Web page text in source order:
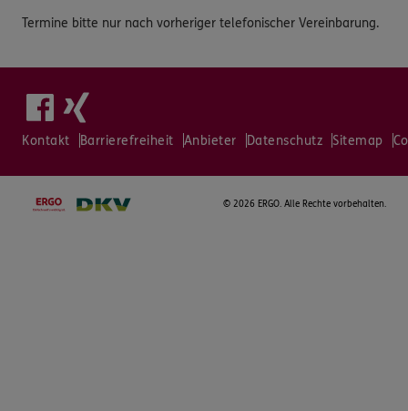
Termine bitte nur nach vorheriger telefonischer Vereinbarung.
Kontakt Barrierefreiheit Anbieter Datenschutz Sitemap
© 2026 ERGO. Alle Rechte vorbehalten.